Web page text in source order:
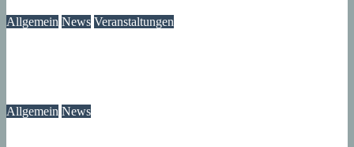
Allgemein News Veranstaltungen
Allgemein News